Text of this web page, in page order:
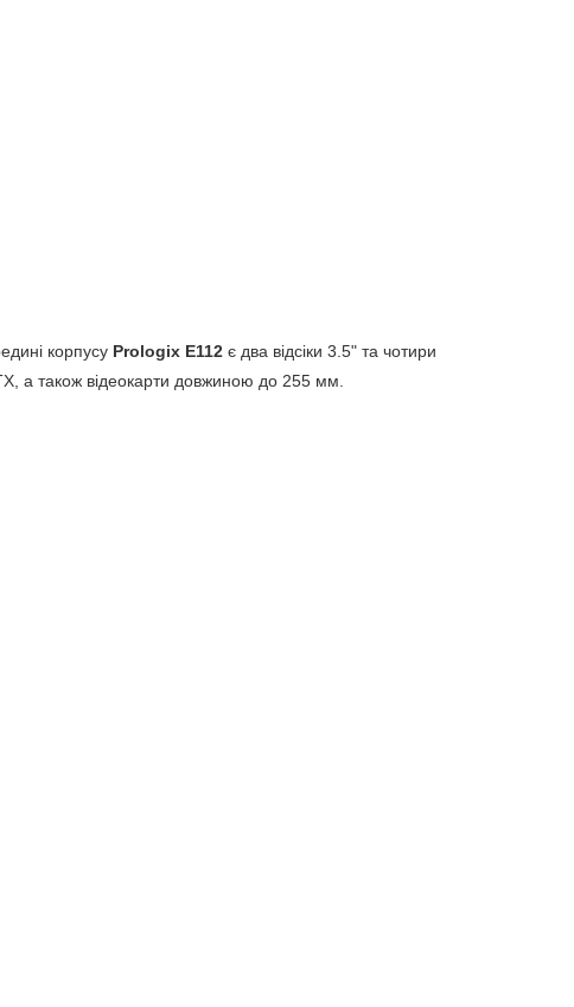
корпусу Prologix E112 є два відсіки 3.5" та чотири
а також відеокарти довжиною до 255 мм.